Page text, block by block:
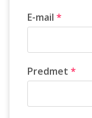
E-mail *
Predmet *